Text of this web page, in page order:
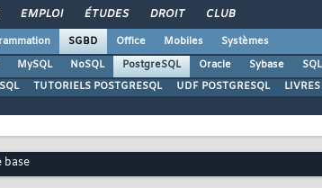
EMPLOI ÉTUDES DROIT CLUB
SGBD Office Mobiles
Systèmes
MySQL NoSQL PostgreSQL Oracle Sybase
TUTORIELS POSTGRESQL UDF POSTGRESQL
base